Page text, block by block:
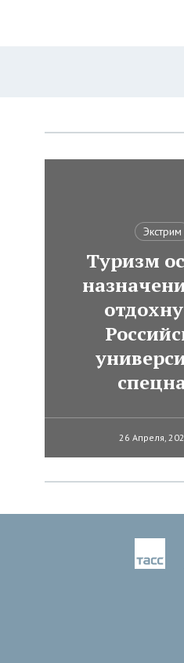
Экстрим
Туризм
26 Апреля,